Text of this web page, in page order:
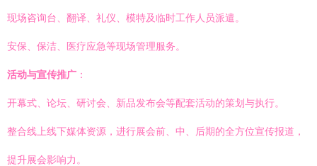
现场咨询台、翻译、礼仪、模特及临时工作人员派遣。
安保、保洁、医疗应急等现场管理服务。
活动与宣传推广 ：
开幕式、论坛、研讨会、新品发布会等配套活动的策划与执行。
整合线上线下媒体资源，进行展会前、中、后期的全方位宣传报道，
提升展会影响力。